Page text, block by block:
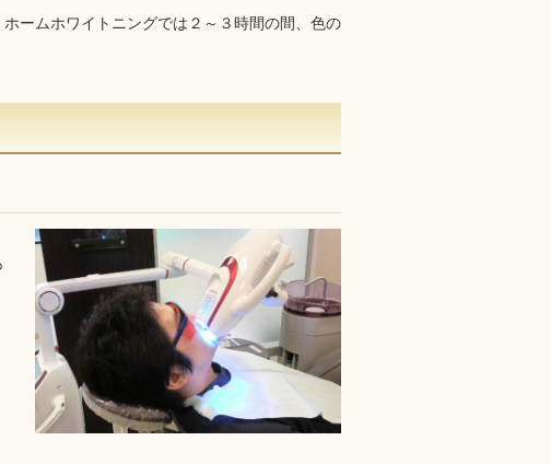
ームホワイトニングでは２～３時間の間、色の